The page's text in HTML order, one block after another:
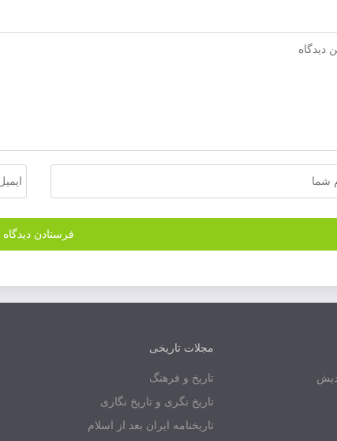
مجلات تاریخی
تاریخ و فرهنگ
تاریخ نگری و تاریخ نگاری
تاریخنامه ایران بعد از اسلام